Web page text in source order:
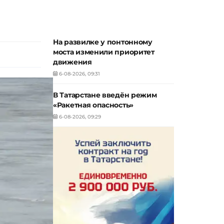
На развилке у понтонному
моста изменили приоритет
движения
6-08-2026, 09:31
В Татарстане введён режим
«Ракетная опасность»
6-08-2026, 09:29